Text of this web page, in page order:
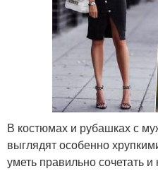
В костюмах и рубашках с
выглядят особенно
уметь правильно сочетать